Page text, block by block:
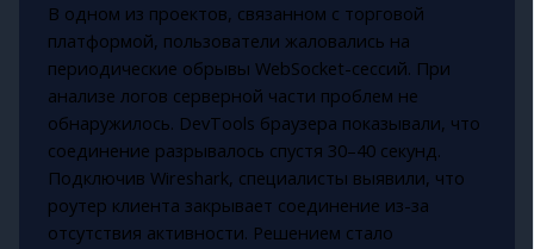
В одном из проектов, связанном с торговой
платформой, пользователи жаловались на
периодические обрывы WebSocket-сессий. При
анализе логов серверной части проблем не
обнаружилось. DevTools браузера показывали, что
соединение разрывалось спустя 30–40 секунд.
Подключив Wireshark, специалисты выявили, что
роутер клиента закрывает соединение из-за
отсутствия активности. Решением стало